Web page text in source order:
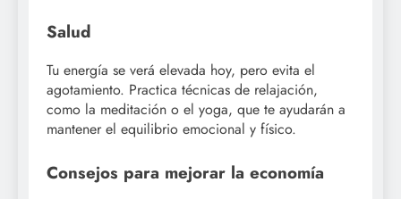
Salud
Tu energía se verá elevada hoy, pero evita el
agotamiento. Practica técnicas de relajación,
como la meditación o el yoga, que te ayudarán a
mantener el equilibrio emocional y físico.
Consejos para mejorar la economía